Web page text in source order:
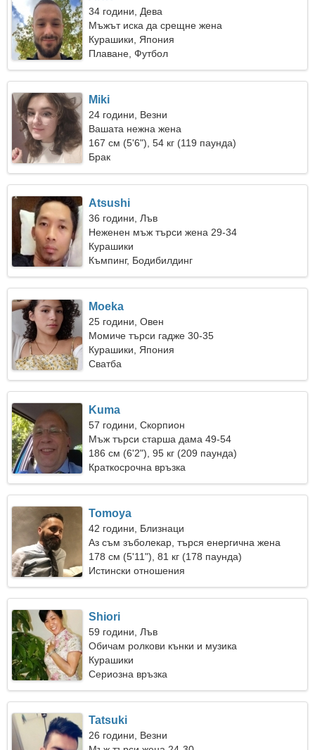
34 години, Дева
Мъжът иска да срещне жена
Курашики, Япония
Плаване, Футбол
Miki
24 години, Везни
Вашата нежна жена
167 см (5'6"), 54 кг (119 паунда)
Брак
Atsushi
36 години, Лъв
Неженен мъж търси жена 29-34
Курашики
Къмпинг, Бодибилдинг
Moeka
25 години, Овен
Момиче търси гадже 30-35
Курашики, Япония
Сватба
Kuma
57 години, Скорпион
Мъж търси старша дама 49-54
186 см (6'2"), 95 кг (209 паунда)
Краткосрочна връзка
Tomoya
42 години, Близнаци
Аз съм зъболекар, търся енергична жена
178 см (5'11"), 81 кг (178 паунда)
Истински отношения
Shiori
59 години, Лъв
Обичам ролкови кънки и музика
Курашики
Сериозна връзка
Tatsuki
26 години, Везни